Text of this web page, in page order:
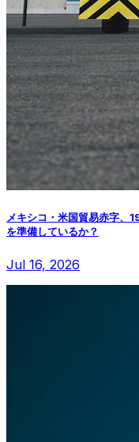
メキシコ・米国貿易赤字、
を準備しているか？
Jul 16, 2026